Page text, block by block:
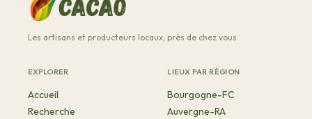
Les artisans et producteurs locaux, près de chez vous.
EXPLORER
Accueil
Recherche
LIEUX PAR RÉGION
Bourgogne-FC
Auvergne-RA